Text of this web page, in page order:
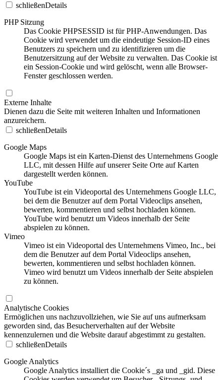
schließenDetails
PHP Sitzung
Das Cookie PHPSESSID ist für PHP-Anwendungen. Das
Cookie wird verwendet um die eindeutige Session-ID eines
Benutzers zu speichern und zu identifizieren um die
Benutzersitzung auf der Website zu verwalten. Das Cookie ist
ein Session-Cookie und wird gelöscht, wenn alle Browser-
Fenster geschlossen werden.
Externe Inhalte
Dienen dazu die Seite mit weiteren Inhalten und Informationen
anzureichern.
schließenDetails
Google Maps
Google Maps ist ein Karten-Dienst des Unternehmens Google
LLC, mit dessen Hilfe auf unserer Seite Orte auf Karten
dargestellt werden können.
YouTube
YouTube ist ein Videoportal des Unternehmens Google LLC,
bei dem die Benutzer auf dem Portal Videoclips ansehen,
bewerten, kommentieren und selbst hochladen können.
YouTube wird benutzt um Videos innerhalb der Seite
abspielen zu können.
Vimeo
Vimeo ist ein Videoportal des Unternehmens Vimeo, Inc., bei
dem die Benutzer auf dem Portal Videoclips ansehen,
bewerten, kommentieren und selbst hochladen können.
Vimeo wird benutzt um Videos innerhalb der Seite abspielen
zu können.
Analytische Cookies
Ermöglichen uns nachzuvollziehen, wie Sie auf uns aufmerksam
geworden sind, das Besucherverhalten auf der Website
kennenzulernen und die Website darauf abgestimmt zu gestalten.
schließenDetails
Google Analytics
Google Analytics installiert die Cookie´s _ga und _gid. Diese